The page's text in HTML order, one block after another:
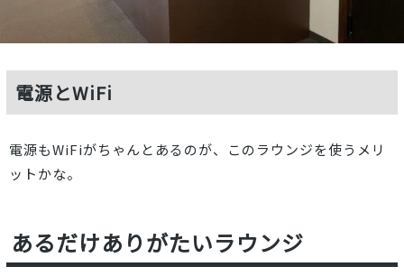
電源とWiFi
電源もWiFiがちゃんとあるのが、このラウンジを使うメリ
ットかな。
あるだけありがたいラウンジ